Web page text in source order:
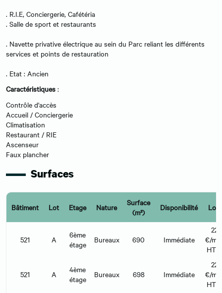
. R.I.E, Conciergerie, Cafétéria
. Salle de sport et restaurants
. Navette privative électrique au sein du Parc reliant les différents
services et points de restauration
. Etat : Ancien
Caractéristiques :
Contrôle d'accès
Accueil / Conciergerie
Climatisation
Restaurant / RIE
Ascenseur
Faux plancher
Surfaces
Bâtiment Lot Etage Nature
Surface
(m²)
Disponibilité
521 A
6ème
étage
Bureaux 690 Immédiate
220
€/
HT
521 A
4ème
étage
Bureaux 698 Immédiate
220
€/
HT